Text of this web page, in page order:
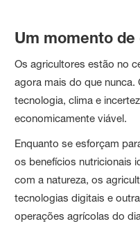
Um momento
Os agricultores estão no
agora mais do que
tecnologia, clima e
economicamente viável.
Enquanto se esforçam
os benefícios nutricionais
com a natureza, os
tecnologias digitais e
operações agrícolas do